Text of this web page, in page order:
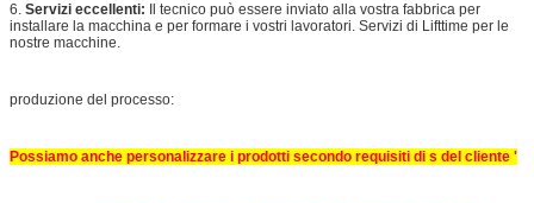
6. Servizi eccellenti:
Il tecnico può essere inviato alla vostra fabbrica per
installare la macchina e per formare i vostri lavoratori. Servizi di Lifttime per le
nostre macchine.
produzione del processo:
Possiamo anche personalizzare i prodotti secondo requisiti di s del cliente '